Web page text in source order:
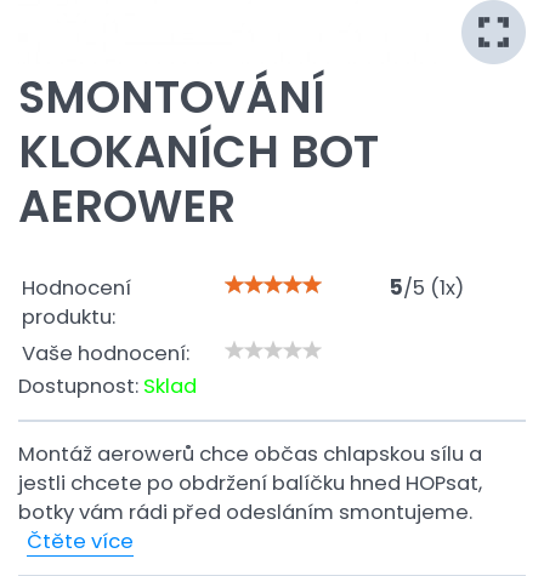
SMONTOVÁNÍ
KLOKANÍCH BOT
AEROWER
Hodnocení
produktu:
5/5 (1x)
Vaše hodnocení:
Dostupnost: Sklad
Montáž aerowerů chce občas chlapskou sílu a
jestli chcete po obdržení balíčku hned HOPsat,
botky vám rádi před odesláním smontujeme.
Čtěte více